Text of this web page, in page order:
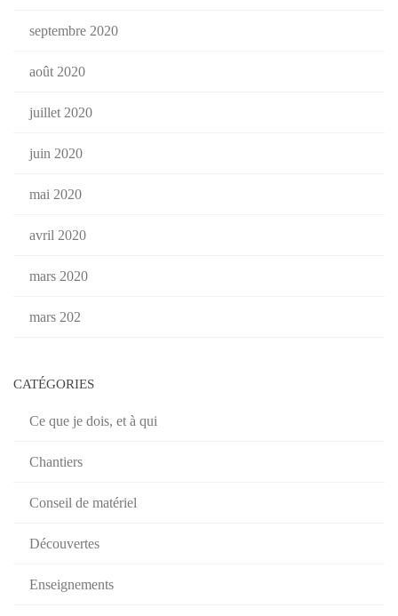
septembre 2020
août 2020
juillet 2020
juin 2020
mai 2020
avril 2020
mars 2020
mars 202
CATÉGORIES
Ce que je dois, et à qui
Chantiers
Conseil de matériel
Découvertes
Enseignements